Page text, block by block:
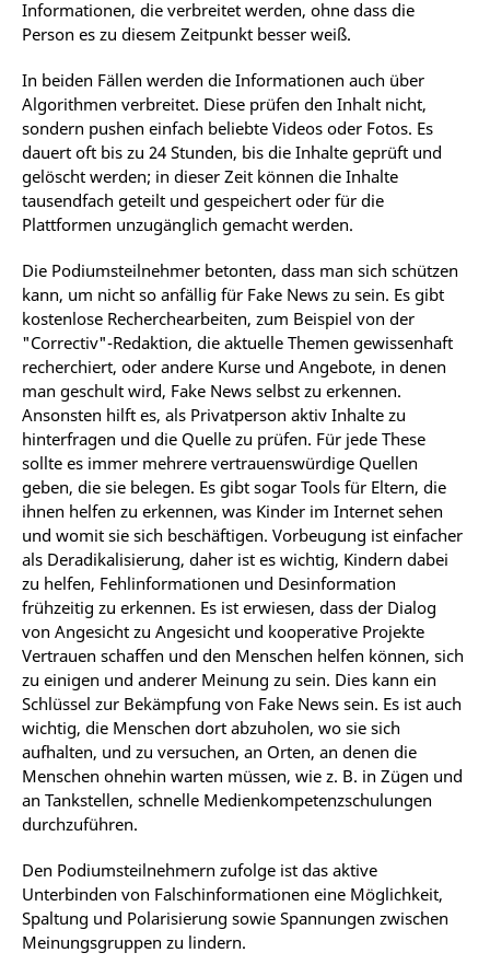
Informationen, die verbreitet werden, ohne dass die
Person es zu diesem Zeitpunkt besser weiß.
In beiden Fällen werden die Informationen auch über
Algorithmen verbreitet. Diese prüfen den Inhalt nicht,
sondern pushen einfach beliebte Videos oder Fotos. Es
dauert oft bis zu 24 Stunden, bis die Inhalte geprüft und
gelöscht werden; in dieser Zeit können die Inhalte
tausendfach geteilt und gespeichert oder für die
Plattformen unzugänglich gemacht werden.
Die Podiumsteilnehmer betonten, dass man sich schützen
kann, um nicht so anfällig für Fake News zu sein. Es gibt
kostenlose Recherchearbeiten, zum Beispiel von der
"Correctiv"-Redaktion, die aktuelle Themen gewissenhaft
recherchiert, oder andere Kurse und Angebote, in denen
man geschult wird, Fake News selbst zu erkennen.
Ansonsten hilft es, als Privatperson aktiv Inhalte zu
hinterfragen und die Quelle zu prüfen. Für jede These
sollte es immer mehrere vertrauenswürdige Quellen
geben, die sie belegen. Es gibt sogar Tools für Eltern, die
ihnen helfen zu erkennen, was Kinder im Internet sehen
und womit sie sich beschäftigen. Vorbeugung ist einfacher
als Deradikalisierung, daher ist es wichtig, Kindern dabei
zu helfen, Fehlinformationen und Desinformation
frühzeitig zu erkennen. Es ist erwiesen, dass der Dialog
von Angesicht zu Angesicht und kooperative Projekte
Vertrauen schaffen und den Menschen helfen können, sich
zu einigen und anderer Meinung zu sein. Dies kann ein
Schlüssel zur Bekämpfung von Fake News sein. Es ist auch
wichtig, die Menschen dort abzuholen, wo sie sich
aufhalten, und zu versuchen, an Orten, an denen die
Menschen ohnehin warten müssen, wie z. B. in Zügen und
an Tankstellen, schnelle Medienkompetenzschulungen
durchzuführen.
Den Podiumsteilnehmern zufolge ist das aktive
Unterbinden von Falschinformationen eine Möglichkeit,
Spaltung und Polarisierung sowie Spannungen zwischen
Meinungsgruppen zu lindern.